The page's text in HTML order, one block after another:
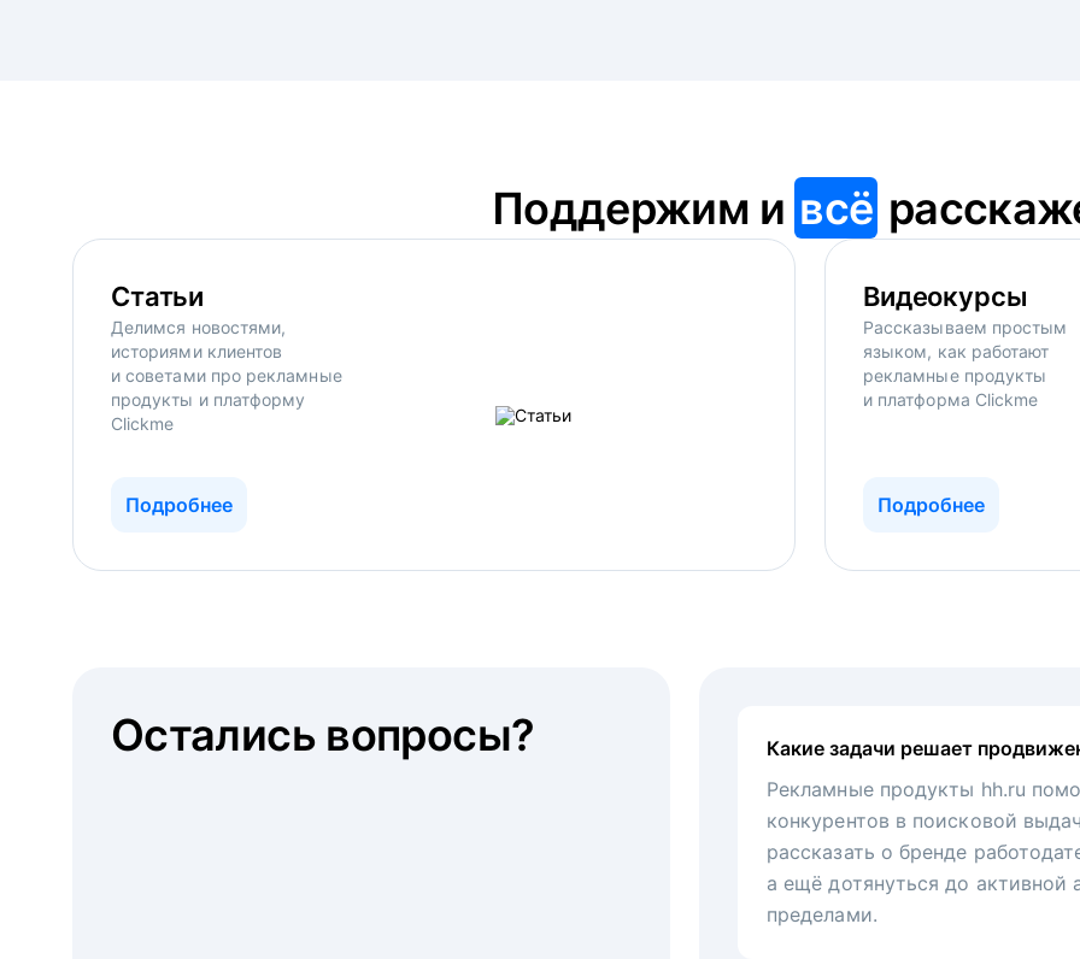
Поддержим и всё
Статьи
Делимся новостями,
историями клиентов
и советами про рекламные
продукты и платформу
Clickme
Подробнее
Видеокурсы
Рассказываем простым
языком, как работают
рекламные продукты
и платформа Clickme
Подробнее
Какие задачи решает
Рекламные продукты hh.ru
конкурентов в поисковой
рассказать о бренде
а ещё дотянуться до активной
пределами.
Остались вопросы?